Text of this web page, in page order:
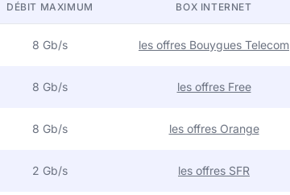
DÉBIT MAXIMUM BOX INTERNET
8 Gb/s les offres Bouygues Telecom
8 Gb/s les offres Free
8 Gb/s les offres Orange
2 Gb/s les offres SFR